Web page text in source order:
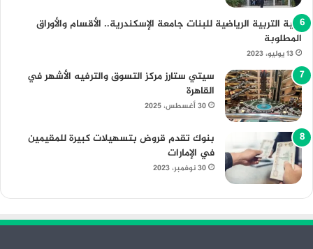
كلية التربية الرياضية للبنات جامعة الإسكندرية.. الأقسام والأوراق
المطلوبة
13 يوليو، 2023
سيتي ستارز مركز التسوق والترفيه الأشهر في
القاهرة
30 أغسطس، 2025
بنوك تقدم قروض بتسهيلات كبيرة للمقيمين
في الإمارات
30 نوفمبر، 2023